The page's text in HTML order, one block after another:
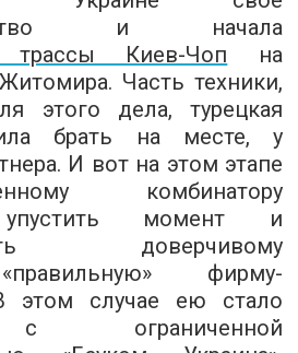
и начала
трассы Киев-Чоп на
Часть техники,
этого дела, турецкая
брать на месте, у
И вот на этом этапе
комбинатору
момент и
доверчивому
фирму-
этом случае ею стало
ограниченной